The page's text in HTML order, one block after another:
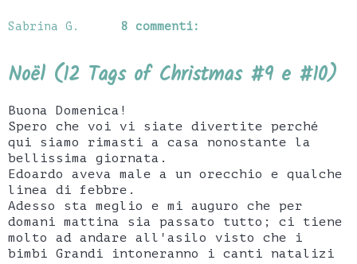
Sabrina G. 8 commenti:
Noël (12 Tags of Christmas #9 e #10)
Buona Domenica!
Spero che voi vi siate divertite perché
qui siamo rimasti a casa nonostante la
bellissima giornata.
Edoardo aveva male a un orecchio e qualche
linea di febbre.
Adesso sta meglio e mi auguro che per
domani mattina sia passato tutto; ci tiene
molto ad andare all'asilo visto che i
bimbi Grandi intoneranno i canti natalizi